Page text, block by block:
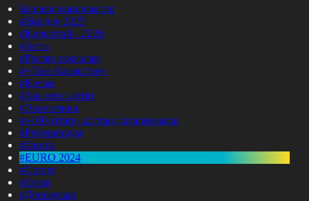
Барлық жаңалықтар
#Жолдау 2025
#Құрылтай - 2026
#Апта
#Ресми оқиғалар
#«Таза Қазақстан»
#Қоғам
#Заң мен тәртіп
#Экономика
#«100 кітап» ұлттық сауалнамасы
#Референдум
#Оқиға
#EURO 2024
#Спорт
#Әлем
#Денсаулық